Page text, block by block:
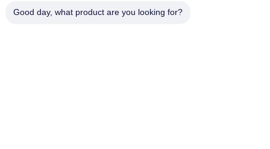
Good day, what product are you looking for?